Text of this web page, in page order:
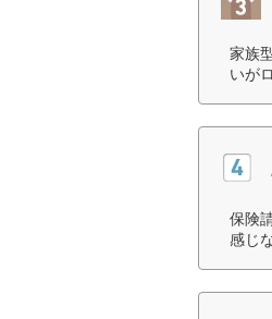
家族
いが
保険
感じ